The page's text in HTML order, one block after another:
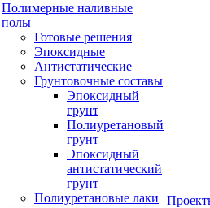
Полимерные наливные
полы
Готовые решения
Эпоксидные
Антистатические
Грунтовочные составы
Эпоксидный
грунт
Полиуретановый
грунт
Эпоксидный
антистатический
грунт
Полиуретановые лаки